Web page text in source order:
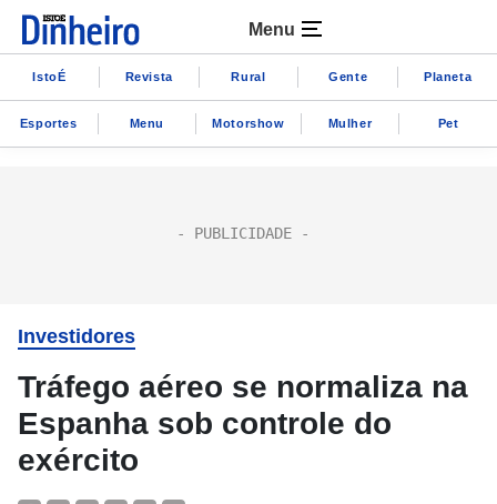
Menu
IstoÉ Revista Rural Gente Planeta
Esportes Menu Motorshow Mulher Pet
Investidores
Tráfego aéreo se normaliza na
Espanha sob controle do
exército